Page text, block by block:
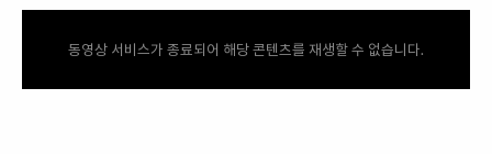
동영상 서비스가 종료되어 해당 콘텐츠를 재생할 수 없습니다.